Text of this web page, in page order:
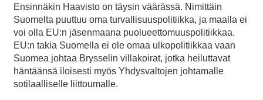
Ensinnäkin Haavisto on täysin väärässä. Nimittäin
Suomelta puuttuu oma turvallisuuspolitiikka, ja maalla ei
voi olla EU:n jäsenmaana puolueettomuuspolitiikkaa.
EU:n takia Suomella ei ole omaa ulkopolitiikkaa vaan
Suomea johtaa Brysselin villakoirat, jotka heiluttavat
häntäänsä iloisesti myös Yhdysvaltojen johtamalle
sotilaalliselle liittoumalle.